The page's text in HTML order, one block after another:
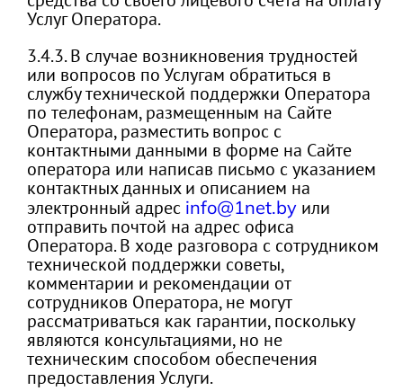
Услуг Оператора.
3.4.3. В случае возникновения трудностей
или вопросов по Услугам обратиться в
службу технической поддержки Оператора
по телефонам, размещенным на Сайте
Оператора, разместить вопрос с
контактными данными в форме на Сайте
оператора или написав письмо с указанием
контактных данных и описанием на
электронный адрес info@1net.by или
отправить почтой на адрес офиса
Оператора. В ходе разговора с сотрудником
технической поддержки советы,
комментарии и рекомендации от
сотрудников Оператора, не могут
рассматриваться как гарантии, поскольку
являются консультациями, но не
техническим способом обеспечения
предоставления Услуги.